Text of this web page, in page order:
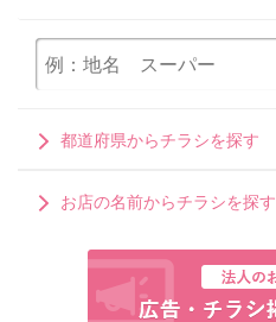
都道府県からチラシを探す
お店の名前からチラシを探す